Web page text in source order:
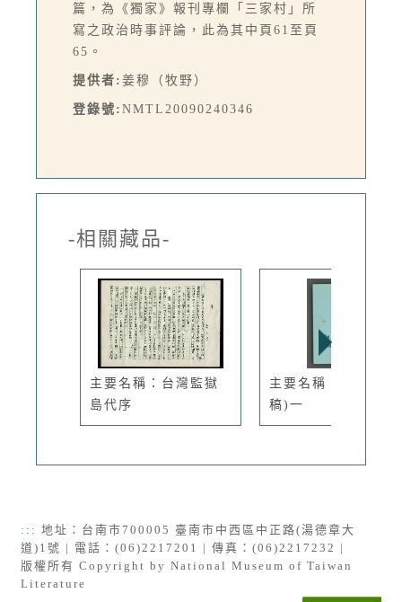
篇，為《獨家》報刊專欄「三家村」所
寫之政治時事評論，此為其中頁61至頁
65。
提供者: 姜穆（牧野）
登錄號: NMTL20090240346
-相關藏品-
主要名稱：台灣監獄
島代序
主要名稱：青山路(
稿)一
::: 地址：台南市700005 臺南市中西區中正路(湯德章大
道)1號 | 電話：(06)2217201 | 傳真：(06)2217232 |
版權所有 Copyright by National Museum of Taiwan
Literature